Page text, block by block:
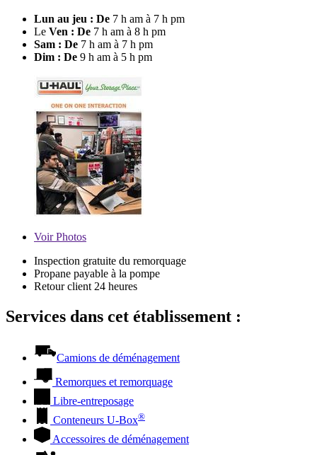
Lun au jeu : De 7 h am à 7 h pm
Le Ven : De 7 h am à 8 h pm
Sam : De 7 h am à 7 h pm
Dim : De 9 h am à 5 h pm
VoirPhotos
Inspection gratuite du remorquage
Propane payable à la pompe
Retour client 24 heures
Services dans cet établissement :
Camions de déménagement
Remorques et remorquage
Libre-entreposage
Conteneurs U-Box®
Accessoires de déménagement